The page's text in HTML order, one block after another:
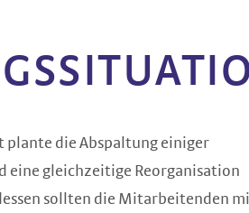
plante die Abspaltung einiger
eine gleichzeitige Reorganisation
sollten die Mitarbeitenden